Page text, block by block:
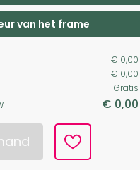
van het frame
€ 0,00
€ 0,00
Gratis
€ 0,00